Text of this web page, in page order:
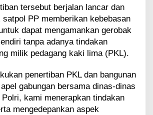
r
n
tersebut berjalan lancar dan
satpol PP memberikan kebebasan
dapat mengamankan gerobak
tanpa adanya tindakan
milik pedagang kaki lima (PKL).
penertiban PKL dan bangunan
gabungan bersama dinas-dinas
kami menerapkan tindakan
mengedepankan aspek